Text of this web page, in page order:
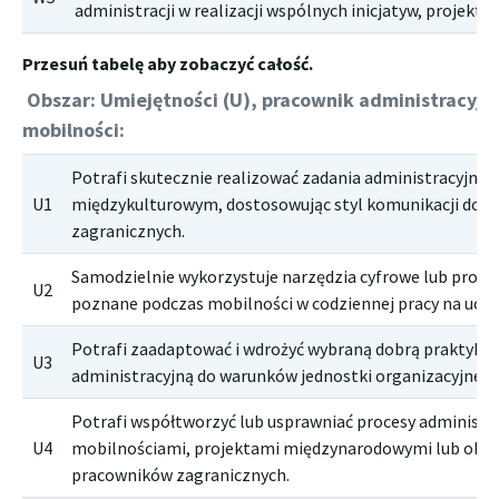
administracji w realizacji wspólnych inicjatyw,
Obszar: Umiejętności (U), pracownik
mobilności:
U1
Potrafi skutecznie realizować zadania administracyjne
międzykulturowym, dostosowując styl komunikacji do
zagranicznych.
U2
Samodzielnie wykorzystuje narzędzia cyfrowe lub
poznane podczas mobilności w codziennej pracy na
U3
Potrafi zaadaptować i wdrożyć wybraną dobrą praktykę
administracyjną do warunków jednostki organizacyjnej
U4
Potrafi współtworzyć lub usprawniać procesy
mobilnościami, projektami międzynarodowymi lub
pracowników zagranicznych.